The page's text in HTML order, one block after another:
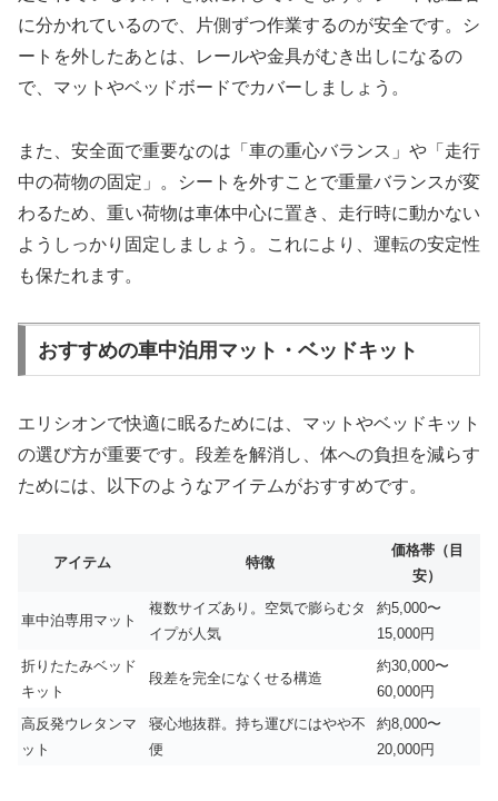
に分かれているので、片側ずつ作業するのが安全です。シ
ートを外したあとは、レールや金具がむき出しになるの
で、マットやベッドボードでカバーしましょう。
また、安全面で重要なのは「車の重心バランス」や「走行
中の荷物の固定」。シートを外すことで重量バランスが変
わるため、重い荷物は車体中心に置き、走行時に動かない
ようしっかり固定しましょう。これにより、運転の安定性
も保たれます。
おすすめの車中泊用マット・ベッドキット
エリシオンで快適に眠るためには、マットやベッドキット
の選び方が重要です。段差を解消し、体への負担を減らす
ためには、以下のようなアイテムがおすすめです。
アイテム 特徴
価格帯（目
安）
車中泊専用マット
複数サイズあり。空気で膨らむタ
イプが人気
約5,000〜
15,000円
折りたたみベッド
キット
段差を完全になくせる構造
約30,000〜
60,000円
高反発ウレタンマ
ット
寝心地抜群。持ち運びにはやや不
便
約8,000〜
20,000円